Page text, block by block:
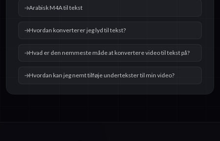
Arabisk M4A til tekst
Hvordan konverterer jeg lyd til tekst?
Hvad er den nemmeste måde at konvertere video til tekst på?
Hvordan kan jeg nemt tilføje undertekster til min video?